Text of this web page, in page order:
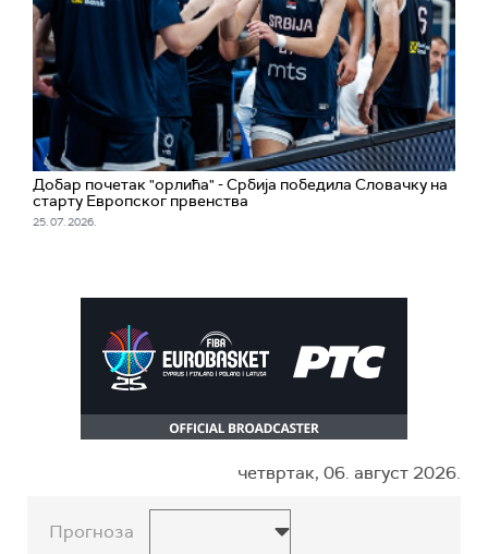
Добар почетак "орлића" - Србија победила Словачку на
старту Европског првенства
25. 07. 2026.
четвртак, 06. август 2026.
Прогноза